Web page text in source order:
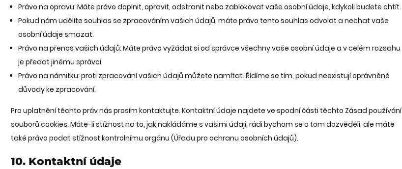
Právo na opravu: Máte právo doplnit, opravit, odstranit nebo zablokovat vaše osobní údaje, kdykoli budete chtít.
Pokud nám udělíte souhlas se zpracováním vašich údajů, máte právo tento souhlas odvolat a nechat vaše
osobní údaje smazat.
Právo na přenos vašich údajů: Máte právo vyžádat si od správce všechny vaše osobní údaje a v celém rozsahu
je předat jinému správci.
Právo na námitku: proti zpracování vašich údajů můžete namítat. Řídíme se tím, pokud neexistují oprávněné
důvody ke zpracování.
Pro uplatnění těchto práv nás prosím kontaktujte. Kontaktní údaje najdete ve spodní části těchto Zásad používání
souborů cookies. Máte-li stížnost na to, jak nakládáme s vašimi údaji, rádi bychom se o tom dozvěděli, ale máte
také právo podat stížnost kontrolnímu orgánu (Úřadu pro ochranu osobních údajů).
10. Kontaktní údaje